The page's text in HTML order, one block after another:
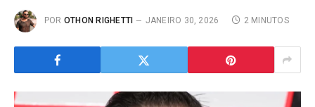
POR OTHON RIGHETTI JANEIRO 30, 2026 2 MINUTOS